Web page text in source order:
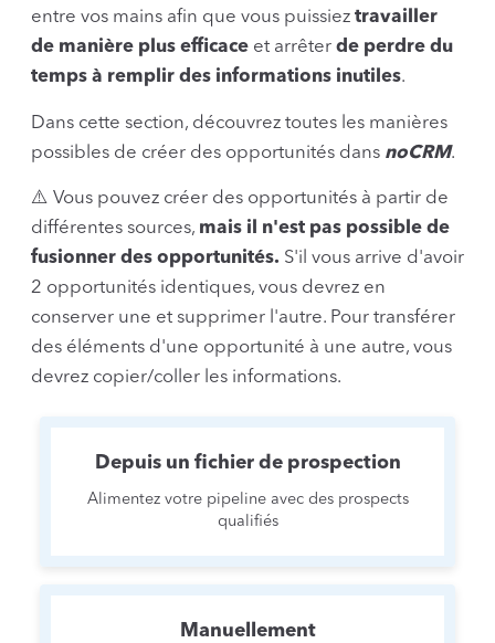
entre vos mains afin que vous puissiez travailler
de manière plus efficace et arrêter de perdre du
temps à remplir des informations inutiles.
Dans cette section, découvrez toutes les manières
possibles de créer des opportunités dans noCRM.
⚠️ Vous pouvez créer des opportunités à partir de
différentes sources, mais il n'est pas possible de
fusionner des opportunités. S'il vous arrive d'avoir
2 opportunités identiques, vous devrez en
conserver une et supprimer l'autre. Pour transférer
des éléments d'une opportunité à une autre, vous
devrez copier/coller les informations.
Depuis un fichier de prospection
Alimentez votre pipeline avec des prospects
qualifiés
Manuellement